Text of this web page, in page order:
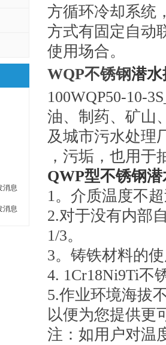
方循环冷却系统
方式有固定自动
使用场合。
WQP不锈钢潜
100WQP50-10-
油、制药、矿山
及城市污水处理
，污垢，也用于
QWP型不锈钢
1。介质温度不
2.对于没有内部
1/3。
3。铸铁材料的
4. 1Cr18Ni9Ti不
5.作业环境海拔
以便为您提供更
注：如用户对温